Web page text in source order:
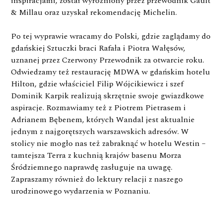
& Millau oraz uzyskał rekomendację Michelin.
Po tej wyprawie wracamy do Polski, gdzie zaglądamy do
gdańskiej Sztuczki braci Rafała i Piotra Wałęsów,
uznanej przez Czerwony Przewodnik za otwarcie roku.
Odwiedzamy też restaurację MDWA w gdańskim hotelu
Hilton, gdzie właściciel Filip Wójcikiewicz i szef
Dominik Karpik realizują skrzętnie swoje gwiazdkowe
aspiracje. Rozmawiamy też z Piotrem Pietrasem i
Adrianem Bębenem, których Wandal jest aktualnie
jednym z najgorętszych warszawskich adresów. W
stolicy nie mogło nas też zabraknąć w hotelu Westin –
tamtejsza Terra z kuchnią krajów basenu Morza
Śródziemnego naprawdę zasługuje na uwagę.
Zapraszamy również do lektury relacji z naszego
urodzinowego wydarzenia w Poznaniu.